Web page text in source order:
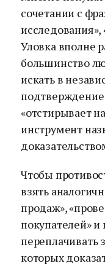
сочетании с
исследования»,
Уловка вполне
большинство
искать в
«отстирывает
инструмент
Чтобы
взять
продаж»,
покупателей» и
переплачивать
которых